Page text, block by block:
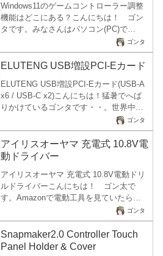
チ画面次世代ポータブルゲーミング携帯
型パソコンゲーム機これでもか！と言い
たいハイスペックなマシンが販売され、
かなりの賑わいになりました。 販売さ
れてからし...
Windows11のゲームコントローラー調整
機能はどこにある？こんにちは！ ゴン
タです。みなさんはパソコン(PC)で
Microsoft XBOXのコントローラーや、
SONY Entertainment PlayStation用コン
トローラーを接続してSteamや
ームプラットフォームのゲームで遊んで
いますか？コントローラーは使用期間が
長くなると、アナログスティックのドリ
フト現象が発生し勝手に走り回ったり、
カーソルが移動してしまったりして遊べ
なく...
ゴンタ
ELUTENG USB増設PCI-Eカード
ELUTENG USB増設PCI-Eカード(USB-A
x6 / USB-C x2)こんにちは！猛暑でへば
りかけているゴンタです・・。世界中で
猛暑や大雨などさまざまな地球環境の変
化が見えてきている現在ですが、私利私
欲のために今回はUSB増設カードを購入
しました(;´∀｀)ゴンタが使用しているメ
のLEGION T750iを使用していますが、こ
のマシンはハイスペックな割にUSB周り
がお粗末でUSB-Cコネクタが背面に1ポー
トのみでThunderboltにも対応していな...
ゴンタ
アイリスオーヤマ 充電式 10.8V電
動ドライバー
アイリスオーヤマ 充電式 10.8V電動ドリ
ルドライバーこんにちは！ ゴン太で
す。Amazonで電動工具を見ていたら
AliExpressで大量に売られている怪しい
中華製品の充電式電動ドリルドライバー
が4,000円近くで転売されていました。
AliExpressで購入すると送料込みで2200
ゴンタ
Snapmaker2.0 Controller Touch
Panel Holder & Cover